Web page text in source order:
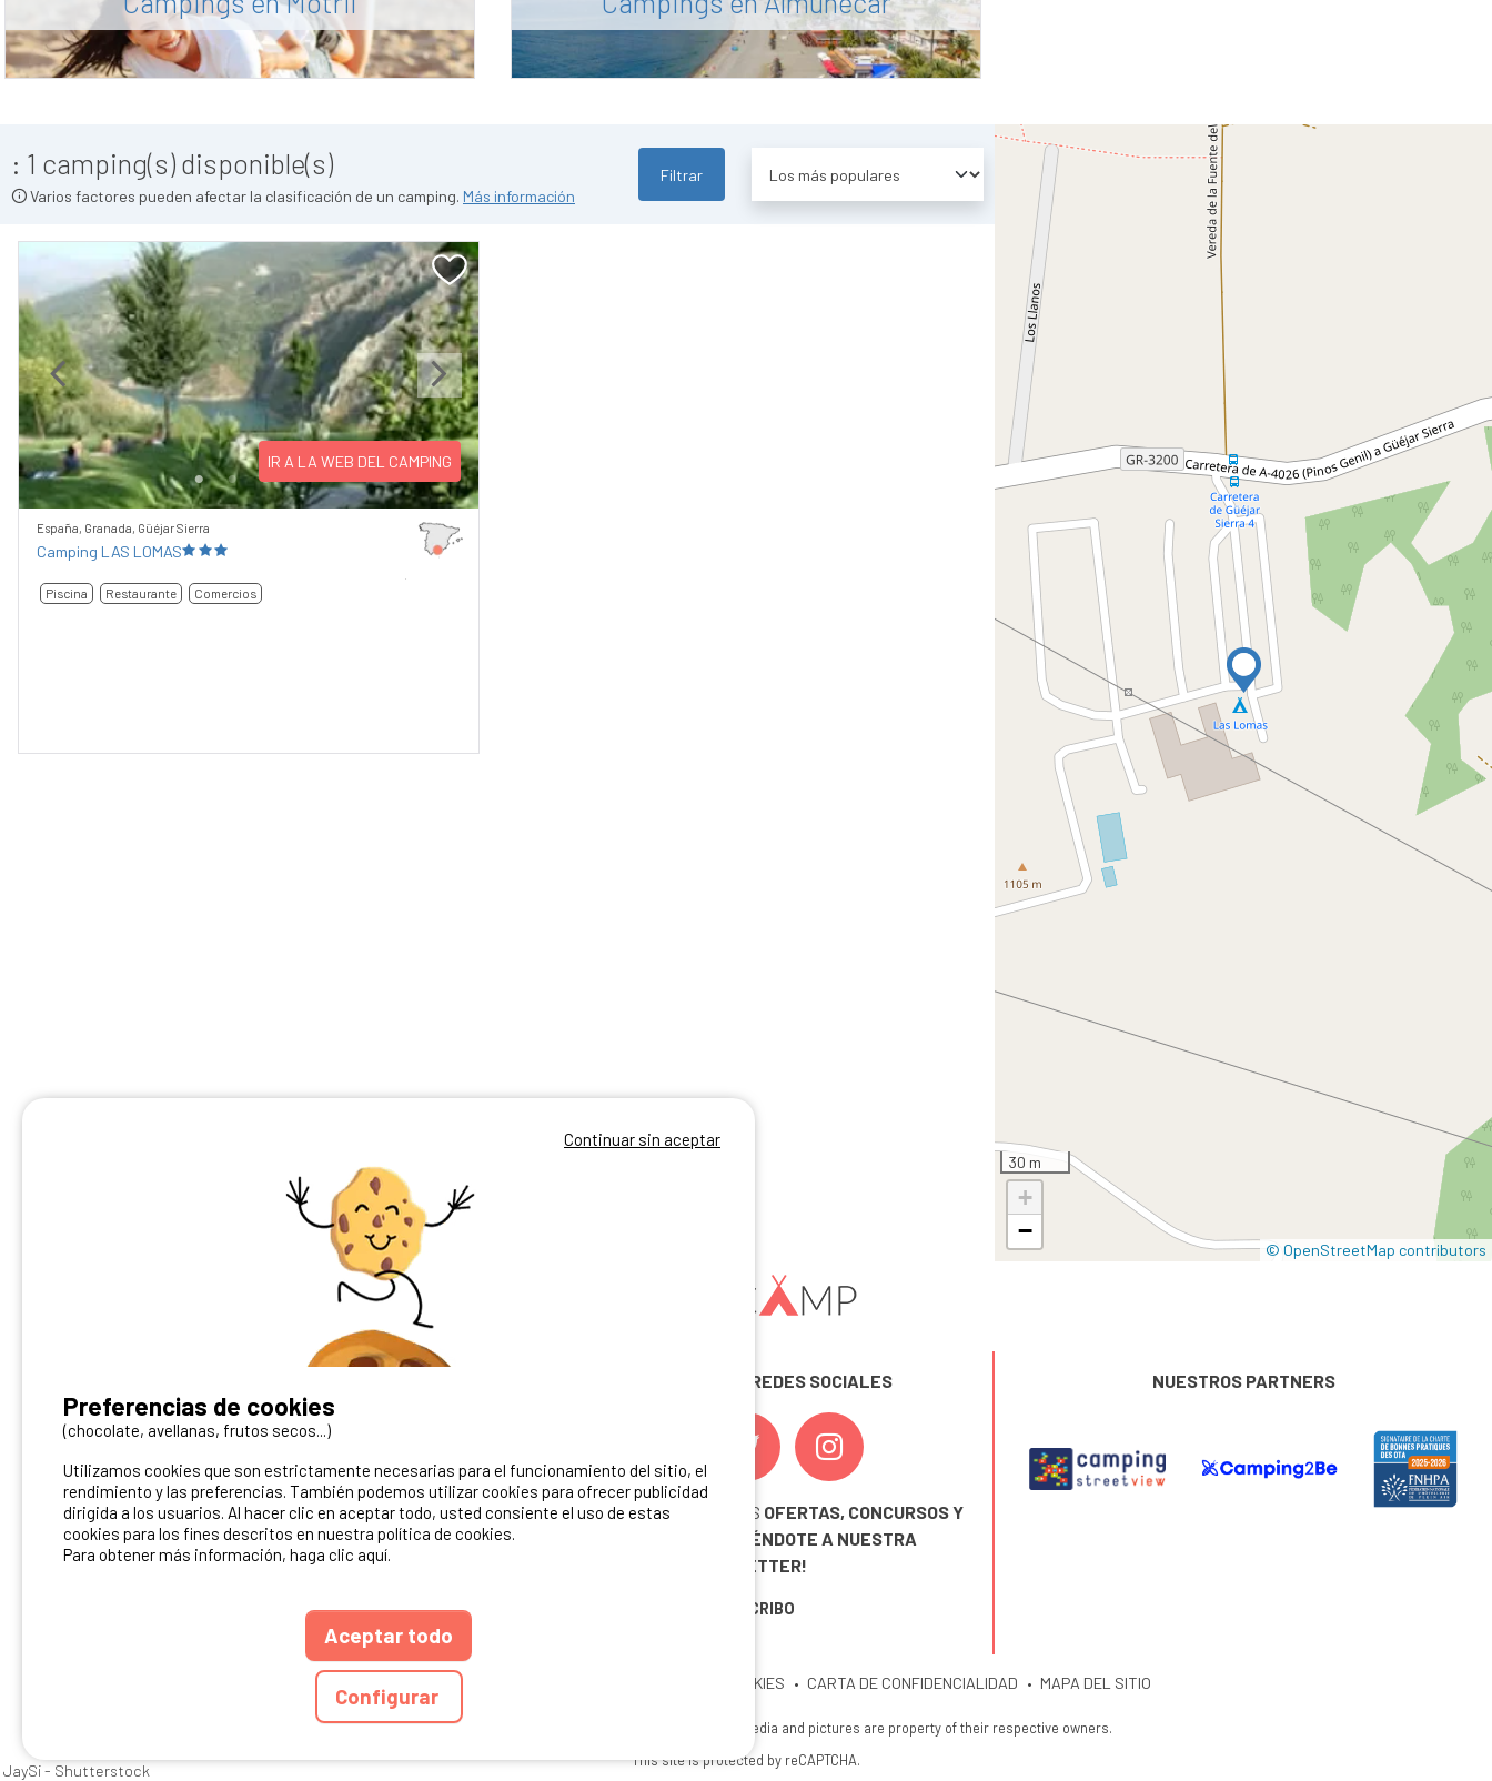
JaySi - Shutterstock
: 1 camping(s) disponible(s)
Varios factores pueden afectar la clasificación de un camping. Más información
Filtrar
Previous Next
IR A LA WEB DEL CAMPING
España, Granada, Güéjar Sierra
Camping LAS LOMAS
Piscina Restaurante Comercios
30 m
+
−
© OpenStreetMap contributors
Puedes difundirlo en nuestro sitio
Contacto Ibericamp
SÍGUENOS EN LAS REDES SOCIALES
¡ Y NO TE PIERDAS NUESTRAS OFERTAS, CONCURSOS Y
INSCRIBIÉNDOTE A NUESTRA
NEWSLETTER!
ME INSCRIBO
NUESTROS PARTNERS
CGU DEL SITIO COOKIES CARTA DE CONFIDENCIALIDAD MAPA DEL SITIO
Ibericamp.com © 2026 Ibericamp. All rights reserved. All media and pictures are property of their respective owners.
This site is protected by reCAPTCHA.
Continuar sin aceptar
Preferencias de cookies
(chocolate, avellanas, frutos secos...)
Utilizamos cookies que son estrictamente necesarias para el funcionamiento del sitio, el
rendimiento y las preferencias. También podemos utilizar cookies para ofrecer publicidad
dirigida a los usuarios. Al hacer clic en aceptar todo, usted consiente el uso de estas
cookies para los fines descritos en nuestra política de cookies.
Para obtener más información, haga clic aquí.
Aceptar todo
Configurar